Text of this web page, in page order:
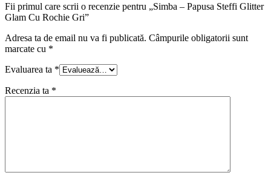
Fii primul care scrii o recenzie pentru „Simba – Papusa Steffi Glitter
Glam Cu Rochie Gri”
Adresa ta de email nu va fi publicată. Câmpurile obligatorii sunt
marcate cu *
Evaluarea ta *
Recenzia ta *